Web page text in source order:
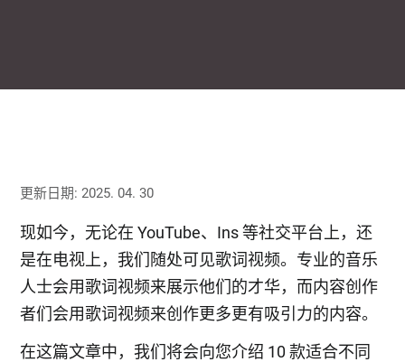
更新日期: 2025. 04. 30
现如今，无论在 YouTube、Ins 等社交平台上，还
是在电视上，我们随处可见歌词视频。专业的音乐
人士会用歌词视频来展示他们的才华，而内容创作
者们会用歌词视频来创作更多更有吸引力的内容。
在这篇文章中，我们将会向您介绍 10 款适合不同